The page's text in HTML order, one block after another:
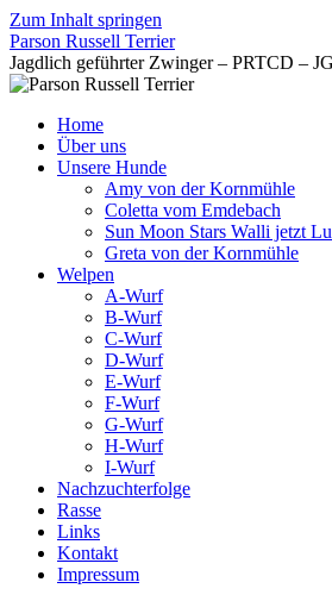
Zum Inhalt springen
Parson Russell Terrier
Jagdlich geführter Zwinger – PRTCD –
Home
Über uns
Unsere Hunde
Amy von der Kornmühle
Coletta vom Emdebach
Sun Moon Stars Walli jetzt
Greta von der Kornmühle
Welpen
A-Wurf
B-Wurf
C-Wurf
D-Wurf
E-Wurf
F-Wurf
G-Wurf
H-Wurf
I-Wurf
Nachzuchterfolge
Rasse
Links
Kontakt
Impressum